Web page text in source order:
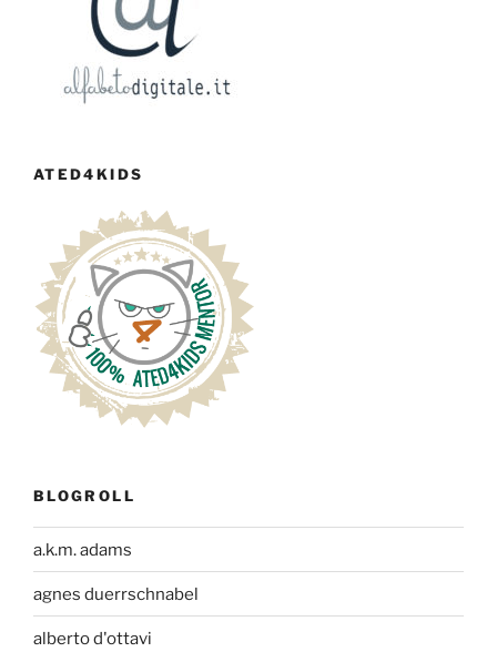
ATED4KIDS
BLOGROLL
a.k.m. adams
agnes duerrschnabel
alberto d'ottavi